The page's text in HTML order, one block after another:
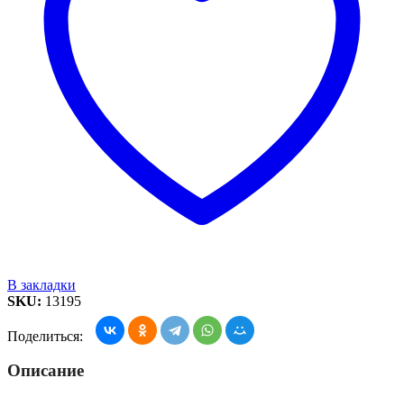
В закладки
SKU: 13195
Поделиться:
Описание